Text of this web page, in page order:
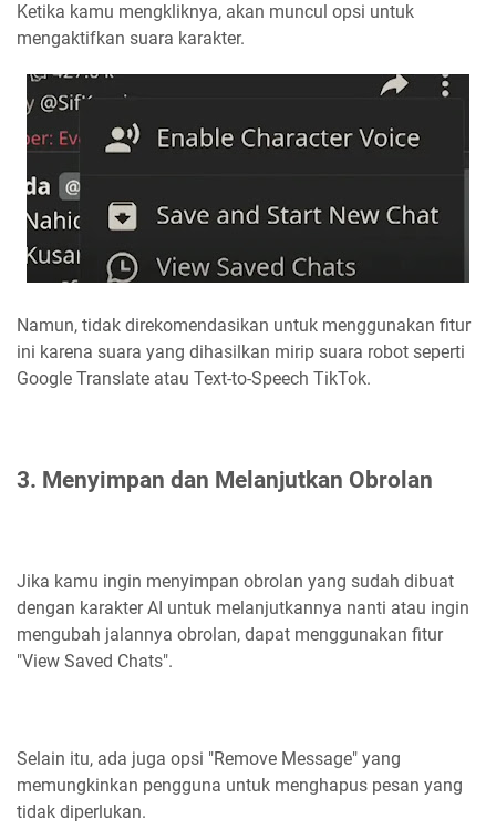
Ketika kamu mengkliknya, akan muncul opsi untuk
mengaktifkan suara karakter.
Namun, tidak direkomendasikan untuk menggunakan fitur
ini karena suara yang dihasilkan mirip suara robot seperti
Google Translate atau Text-to-Speech TikTok.
3. Menyimpan dan Melanjutkan Obrolan
Jika kamu ingin menyimpan obrolan yang sudah dibuat
dengan karakter AI untuk melanjutkannya nanti atau ingin
mengubah jalannya obrolan, dapat menggunakan fitur
"View Saved Chats".
Selain itu, ada juga opsi "Remove Message" yang
memungkinkan pengguna untuk menghapus pesan yang
tidak diperlukan.